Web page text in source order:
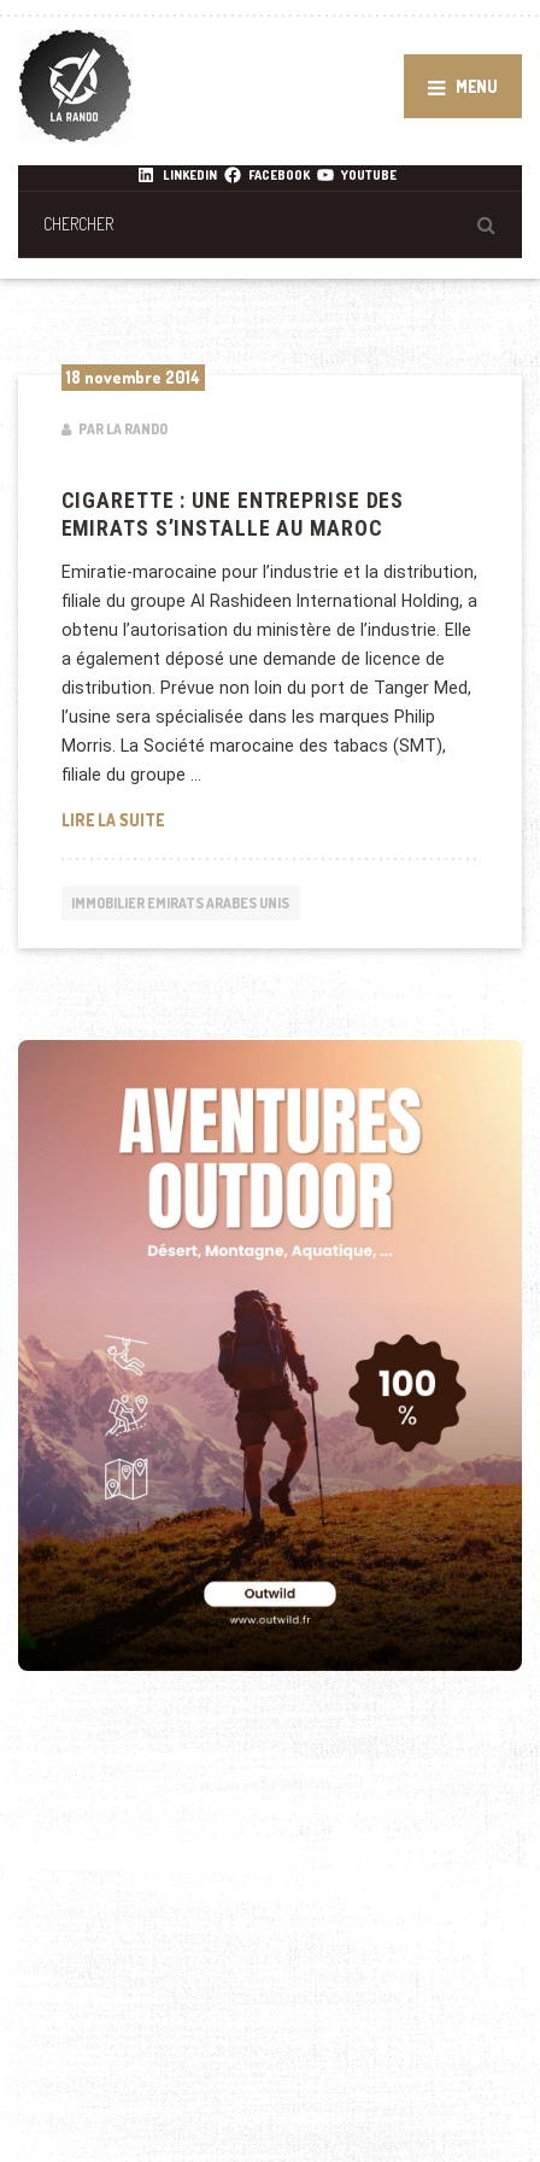
MENU
LINKEDIN FACEBOOK YOUTUBE
18 novembre 2014
PAR LA RANDO
CIGARETTE : UNE ENTREPRISE DES
EMIRATS S’INSTALLE AU MAROC
Emiratie-marocaine pour l’industrie et la distribution,
filiale du groupe Al Rashideen International Holding, a
obtenu l’autorisation du ministère de l’industrie. Elle
a également déposé une demande de licence de
distribution. Prévue non loin du port de Tanger Med,
l’usine sera spécialisée dans les marques Philip
Morris. La Société marocaine des tabacs (SMT),
filiale du groupe …
LIRE LA SUITECIGARETTE : UNE ENTREPRISE DES EMIRATS
IMMOBILIER EMIRATS ARABES UNIS